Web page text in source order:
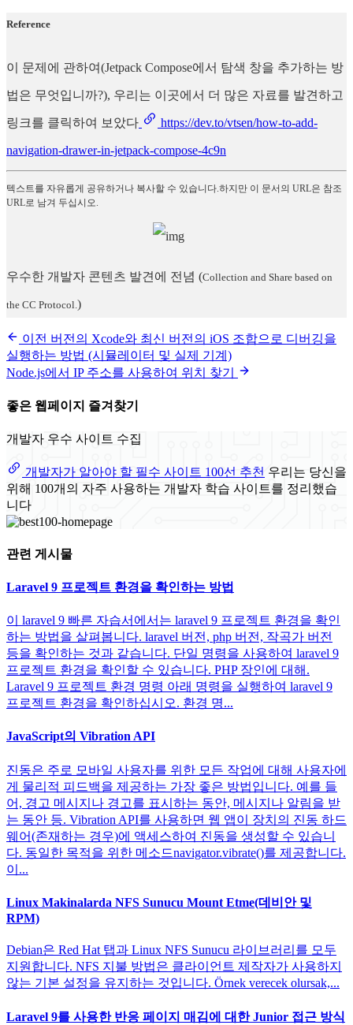
Reference
이 문제에 관하여(Jetpack Compose에서 탐색 창을 추가하는 방
법은 무엇입니까?), 우리는 이곳에서 더 많은 자료를 발견하고
링크를 클릭하여 보았다 https://dev.to/vtsen/how-to-add-
navigation-drawer-in-jetpack-compose-4c9n
텍스트를 자유롭게 공유하거나 복사할 수 있습니다.하지만 이 문서의 URL은 참조
URL로 남겨 두십시오.
우수한 개발자 콘텐츠 발견에 전념 (Collection and Share based on
the CC Protocol. )
이전 버전의 Xcode와 최신 버전의 iOS 조합으로 디버깅을
실행하는 방법 (시뮬레이터 및 실제 기계)
Node.js에서 IP 주소를 사용하여 위치 찾기
좋은 웹페이지 즐겨찾기
개발자 우수 사이트 수집
개발자가 알아야 할 필수 사이트 100선 추천 우리는 당신을
위해 100개의 자주 사용하는 개발자 학습 사이트를 정리했습
니다
관련 게시물
Laravel 9 프로젝트 환경을 확인하는 방법
이 laravel 9 빠른 자습서에서는 laravel 9 프로젝트 환경을 확인
하는 방법을 살펴봅니다. laravel 버전, php 버전, 작곡가 버전
등을 확인하는 것과 같습니다. 단일 명령을 사용하여 laravel 9
프로젝트 환경을 확인할 수 있습니다. PHP 장인에 대해.
Laravel 9 프로젝트 환경 명령 아래 명령을 실행하여 laravel 9
프로젝트 환경을 확인하십시오. 환경 명...
JavaScript의 Vibration API
진동은 주로 모바일 사용자를 위한 모든 작업에 대해 사용자에
게 물리적 피드백을 제공하는 가장 좋은 방법입니다. 예를 들
어, 경고 메시지나 경고를 표시하는 동안, 메시지나 알림을 받
는 동안 등. Vibration API를 사용하면 웹 앱이 장치의 진동 하드
웨어(존재하는 경우)에 액세스하여 진동을 생성할 수 있습니
다. 동일한 목적을 위한 메소드navigator.vibrate()를 제공합니다.
이...
Linux Makinalarda NFS Sunucu Mount Etme(데비안 및
RPM)
Debian은 Red Hat 탭과 Linux NFS Sunucu 라이브러리를 모두
지원합니다. NFS 지불 방법은 클라이언트 제작자가 사용하지
않는 기본 설정을 유지하는 것입니다. Örnek verecek olursak,...
Laravel 9를 사용한 반응 페이지 매김에 대한 Junior 접근 방식